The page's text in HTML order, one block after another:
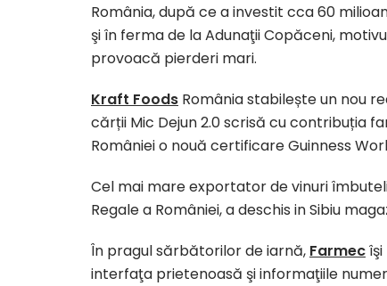
România, după ce a investit cca 60
şi în ferma de la Adunaţii Copăceni,
provoacă pierderi mari.
Kraft Foods România stabilește un nou
cărții Mic Dejun 2.0 scrisă cu contribuția
României o nouă certificare Guinness
Cel mai mare exportator de vinuri
Regale a României, a deschis in Sibiu
În pragul sărbătorilor de iarnă, Farmec
interfaţa prietenoasă şi informaţiile